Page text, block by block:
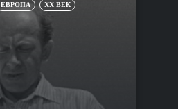
ЕВРОПА XX ВЕК